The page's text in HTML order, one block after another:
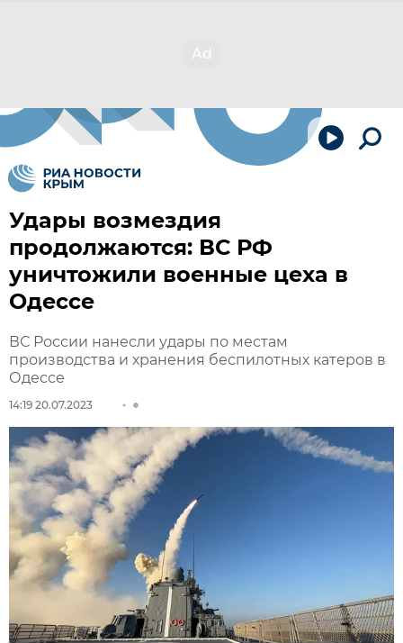
Удары возмездия
продолжаются: ВС РФ
уничтожили военные цеха в
Одессе
ВС России нанесли удары по местам
производства и хранения беспилотных катеров в
Одессе
14:19 20.07.2023